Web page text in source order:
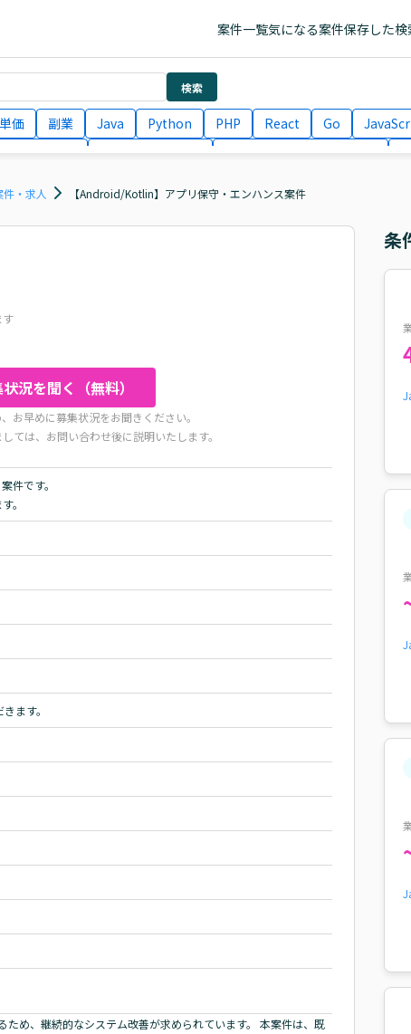
案件一覧気になる案件保存した検
検索
価 副業 Java Python PHP React Go
月収100万円 業務委託
・求人 【Android/Kotlin】アプリ保守・エンハンス案件
す
況を聞く（無料）
お早めに募集状況をお聞きください。
ては、お問い合わせ後に説明いたします。
件です。
。
ます。
め、継続的なシステム改善が求められています。 本案件は、既
条